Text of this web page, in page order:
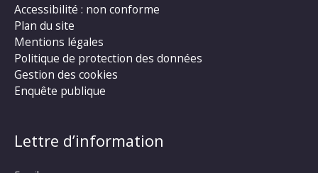
Accessibilité : non conforme
Plan du site
Mentions légales
Politique de protection des données
Gestion des cookies
Enquête publique
Lettre d’information